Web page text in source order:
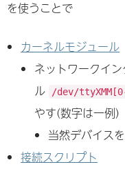
を使うことで
カーネルモジュール
ネットワークイ
ル
/dev/
やす(数字は一例)
当然デバイス
接続スクリプト